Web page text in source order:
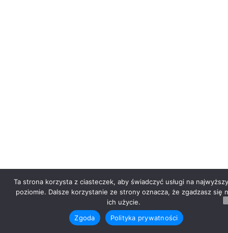
Ta strona korzysta z ciasteczek, aby świadczyć usługi na
poziomie. Dalsze korzystanie ze strony oznacza, że zgadzasz się
ich użycie.
Zgoda
Polityka prywatności